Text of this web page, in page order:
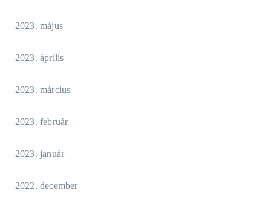
2023. május
2023. április
2023. március
2023. február
2023. január
2022. december